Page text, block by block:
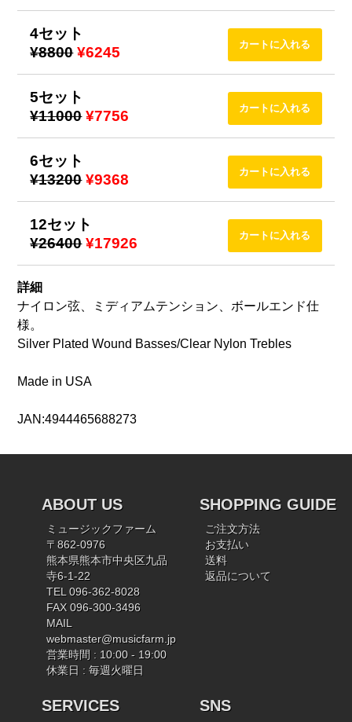
4セット
¥8800 ¥6245
5セット
¥11000 ¥7756
6セット
¥13200 ¥9368
12セット
¥26400 ¥17926
詳細
ナイロン弦、ミディアムテンション、ボールエンド仕
様。
Silver Plated Wound Basses/Clear Nylon Trebles
Made in USA
JAN:4944465688273
ABOUT US
ミュージックファーム
〒862-0976
熊本県熊本市中央区九品
寺6-1-22
TEL 096-362-8028
FAX 096-300-3496
MAIL
webmaster@musicfarm.jp
営業時間 : 10:00 - 19:00
休業日 : 毎週火曜日
SHOPPING GUIDE
ご注文方法
お支払い
送料
返品について
SERVICES SNS